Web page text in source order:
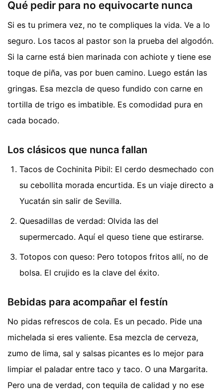
Qué pedir para no equivocarte nunca
Si es tu primera vez, no te compliques la vida. Ve a lo
seguro. Los tacos al pastor son la prueba del algodón.
Si la carne está bien marinada con achiote y tiene ese
toque de piña, vas por buen camino. Luego están las
gringas. Esa mezcla de queso fundido con carne en
tortilla de trigo es imbatible. Es comodidad pura en
cada bocado.
Los clásicos que nunca fallan
Tacos de Cochinita Pibil: El cerdo desmechado con
su cebollita morada encurtida. Es un viaje directo a
Yucatán sin salir de Sevilla.
Quesadillas de verdad: Olvida las del
supermercado. Aquí el queso tiene que estirarse.
Totopos con queso: Pero totopos fritos allí, no de
bolsa. El crujido es la clave del éxito.
Bebidas para acompañar el festín
No pidas refrescos de cola. Es un pecado. Pide una
michelada si eres valiente. Esa mezcla de cerveza,
zumo de lima, sal y salsas picantes es lo mejor para
limpiar el paladar entre taco y taco. O una Margarita.
Pero una de verdad, con tequila de calidad y no ese